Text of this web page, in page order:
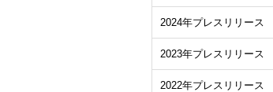
2024年プレスリリース
2023年プレスリリース
2022年プレスリリース